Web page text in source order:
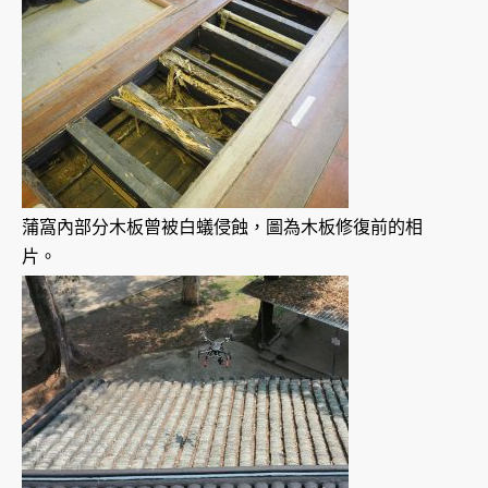
蒲窩內部分木板曾被白蟻侵蝕，圖為木板修復前的相
片。